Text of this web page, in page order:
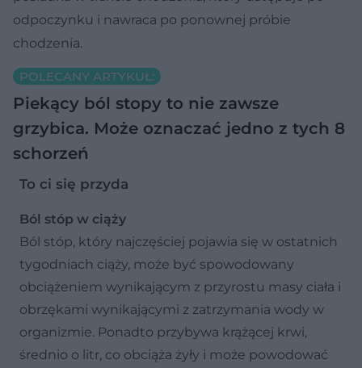
odpoczynku i nawraca po ponownej próbie
chodzenia.
POLECANY ARTYKUŁ:
Piekący ból stopy to nie zawsze
grzybica. Może oznaczać jedno z tych 8
schorzeń
To ci się przyda
Ból stóp w ciąży
Ból stóp, który najczęściej pojawia się w ostatnich
tygodniach ciąży, może być spowodowany
obciążeniem wynikającym z przyrostu masy ciała i
obrzękami wynikającymi z zatrzymania wody w
organizmie. Ponadto przybywa krążącej krwi,
średnio o litr, co obciąża żyły i może powodować